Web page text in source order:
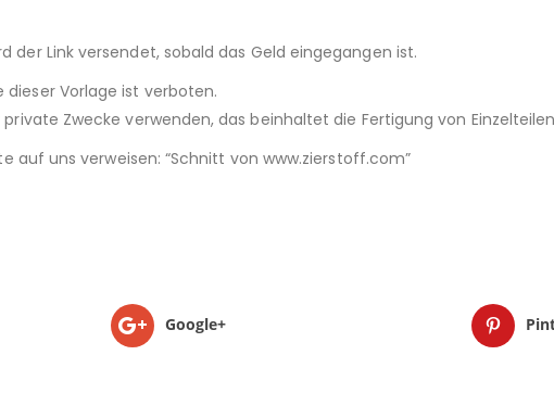
der Link versendet, sobald das Geld eingegangen ist.
dieser Vorlage ist verboten.
Zwecke verwenden, das beinhaltet die Fertigung von
auf uns verweisen: “Schnitt von www.zierstoff.com”
Google+